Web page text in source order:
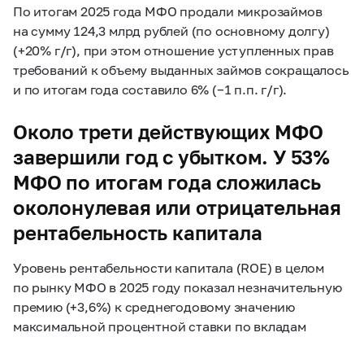
По итогам 2025 года МФО продали микрозаймов
на сумму 124,3 млрд рублей (по основному долгу)
(+20% г/г), при этом отношение уступленных прав
требований к объему выданных займов сокращалось
и по итогам года составило 6% (−1 п.п. г/г).
Около трети действующих МФО
завершили год с убытком. У 53%
МФО по итогам года сложилась
околонулевая или отрицательная
рентабельность капитала
Уровень рентабельности капитала (ROE) в целом
по рынку МФО в 2025 году показал незначительную
премию (+3,6%) к среднегодовому значению
максимальной процентной ставки по вкладам